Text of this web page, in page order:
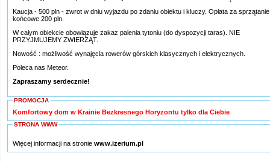
Kaucja - 500 pln - zwrot w dniu wyjazdu po zdaniu obiektu i kluczy. Opłata za sprzątanie
końcowe 200 pln.
W całym obiekcie obowiązuje zakaz palenia tytoniu (do dyspozycji taras). NIE
PRZYJMUJEMY ZWIERZĄT.
Nowość : możliwość wynajęcia rowerów górskich klasycznych i elektrycznych.
Poleca nas Meteor.
Zapraszamy serdecznie!
PROMOCJA
Komfortowy dom w Krainie Bezkresnego Horyzontu tylko dla Ciebie
STRONA WWW
Więcej informacji na stronie www.izerium.pl